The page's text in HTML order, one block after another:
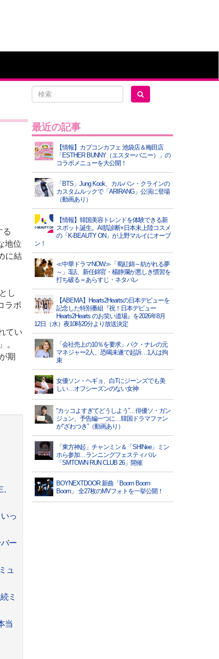
る
地位
に結
し
ラボ
てい
。
期
っ
ー
ュ
ミ
当
最近の記事
【情報】カプコンカフェ 池袋店＆梅田店
「ESTHER BUNNY（エスターバニー）」の
コラボメニューを大公開！
「BTS」Jung Kook、カルバン・クラインの
カスタムルックで「ARIRANG」公演に登場
（動画あり）
【情報】韓国美容トレンドを体験できる新
スポット誕生。AI肌診断×日本未上陸コスメ
の「K-BEAUTY ON」が上野マルイにオープ
ン！
≪中華ドラマNOW≫「蜀紅錦～紡がれる夢
～」3話、新任錦官・楊静瀾が悪しき慣習を
打ち破る＝あらすじ・ネタバレ
【ABEMA】Hearts2Heartsの日本デビューを
記念した特別番組『祝！日本デビュー
Hearts2Hearts のお笑い道場』を2026年8月
12日（水）夜10時20分より放送決定
「会社売上の10％を要求」パク・ナレの元
マネジャー2人、恐喝未遂で起訴…1人は拘
束
女優ソン・ヘギョ、白Tにジーンズでも美
しい…オフシーズンのない女神
“カッコよすぎてどうしよう”…俳優ソ・ガン
ジュン、予告編一つに…韓国ドラマファン
が“ざわつき”（動画あり）
「東方神起」チャンミン＆「SHINee」ミン
ホら参加…ランニングフェスティバル
「SMTOWN RUN CLUB 26」開催
BOYNEXTDOOR 新曲「Boom Boom
Boom」 全27枚のMVフォトを一挙公開！